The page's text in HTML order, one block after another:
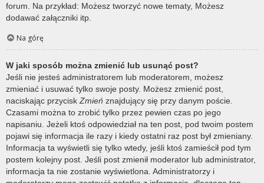
forum. Na przykład: Możesz tworzyć nowe tematy, Możesz
dodawać załączniki itp.
Na górę
W jaki sposób można zmienić lub usunąć post?
Jeśli nie jesteś administratorem lub moderatorem, możesz
zmieniać i usuwać tylko swoje posty. Możesz zmienić post,
naciskając przycisk Zmień znajdujący się przy danym poście.
Czasami można to zrobić tylko przez pewien czas po jego
napisaniu. Jeżeli ktoś odpowiedział na ten post, pod twoim postem
pojawi się informacja ile razy i kiedy ostatni raz post był zmieniany.
Informacja ta wyświetli się tylko wtedy, jeśli ktoś zamieścił pod tym
postem kolejny post. Jeśli post zmienił moderator lub administrator,
informacja ta nie zostanie wyświetlona. Administratorzy i